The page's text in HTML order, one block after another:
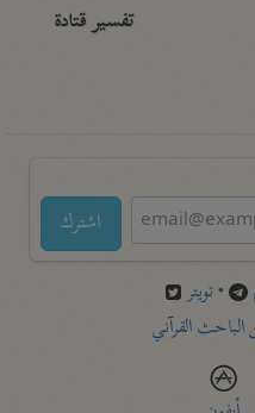
تفسير قتادة
اشترك
•تويتر
القرآني